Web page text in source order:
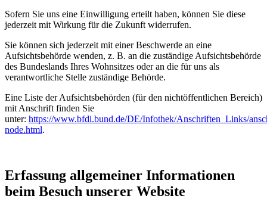
Sofern Sie uns eine Einwilligung erteilt haben, können Sie diese
jederzeit mit Wirkung für die Zukunft widerrufen.
Sie können sich jederzeit mit einer Beschwerde an eine
Aufsichtsbehörde wenden, z. B. an die zuständige Aufsichtsbehörde
des Bundeslands Ihres Wohnsitzes oder an die für uns als
verantwortliche Stelle zuständige Behörde.
Eine Liste der Aufsichtsbehörden (für den nichtöffentlichen Bereich)
mit Anschrift finden Sie
unter: https://www.bfdi.bund.de/DE/Infothek/Anschriften_Links/
node.html.
Erfassung allgemeiner Informationen
beim Besuch unserer Website